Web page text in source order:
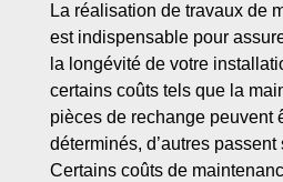
La réalisation de travaux de
est indispensable pour
la longévité de votre
certains coûts tels que la
pièces de rechange peuvent
déterminés, d’autres
Certains coûts de